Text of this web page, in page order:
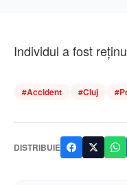
Individul a fost
#Accident #Cluj #
DISTRIBUIE